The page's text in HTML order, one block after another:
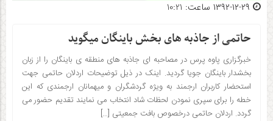
حاتمی از جاذبه های بخش باینگان میگوید
خبرگزاری پاوه پرس در مصاحبه ای جاذبه های منطقه ی باینگان را از زبان
بخشدار باینگان جویا گردید. اینک در ذیل توضیحات اردلان حاتمی جهت
استحضار کاربران ارجمند به ویژه گردشگران و میهمانان ارجمندی که این
خطه را برای سپری نمودن لحظات شاد انتخاب می نمایند تقدیم حضور می
گردد. اردلان حاتمی درخصوص بافت جمعیتی […]